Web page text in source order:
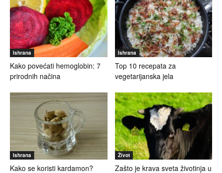
Ishrana
Kako povećati hemoglobin: 7
prirodnih načina
Ishrana
Top 10 recepata za
vegetarijanska jela
Ishrana
Kako se koristi kardamon?
Život
Zašto je krava sveta životinja u